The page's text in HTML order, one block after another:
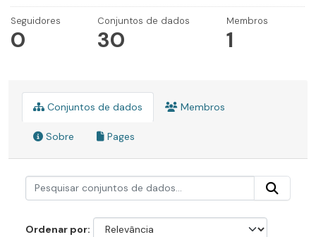
Seguidores
0
Conjuntos de dados
30
Membros
1
Conjuntos de dados Membros
Sobre Pages
Ordenar por